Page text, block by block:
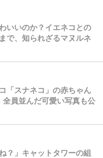
いいのか？イエネコとの
で、知られざるマヌルネ
「スナネコ」の赤ちゃん
全員並んだ可愛い写真も公
？」キャットタワーの組